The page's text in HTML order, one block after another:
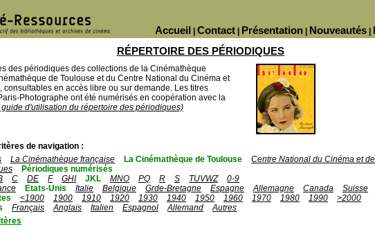
Nouveautés
Présentation
Contact
Accueil
RÉPERTOIRE DES PÉRIODIQUES
des périodiques des collections de la Cinémathèque
de Toulouse et du Centre National du Cinéma et
consultables en accès libre ou sur demande. Les titres
Photographe ont été numérisés en coopération avec la
d'utilisation du répertoire des périodiques)
de navigation :
La Cinémathèque française La Cinémathèque de Toulouse
Centre National du Cinéma et
Périodiques numérisés
C DE F GHI JKL MNO PQ R S TUVWZ
0-9
Etats-Unis Italie Belgique Grde-Bretagne Espagne Allemagne Canada Suisse
<1900 1900 1910 1920 1930 1940 1950 1960 1970 1980 1990
>2000
Français Anglais Italien Espagnol Allemand
Autres